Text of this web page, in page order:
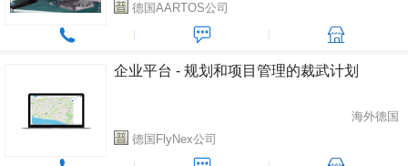
德国AARTOS公司
企业平台 - 规划和项目管理的裁武计划
海外德国
德国FlyNex公司